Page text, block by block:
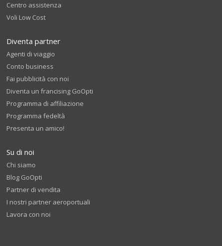
Centro assistenza
Voli Low Cost
Diventa partner
Agenti di viaggio
Conto business
Fai pubblicità con noi
Diventa un francising GoOpti
Programma di affiliazione
Programma fedeltà
Presenta un amico!
Su di noi
Chi siamo
Blog GoOpti
Partner di vendita
I nostri partner aeroportuali
Lavora con noi